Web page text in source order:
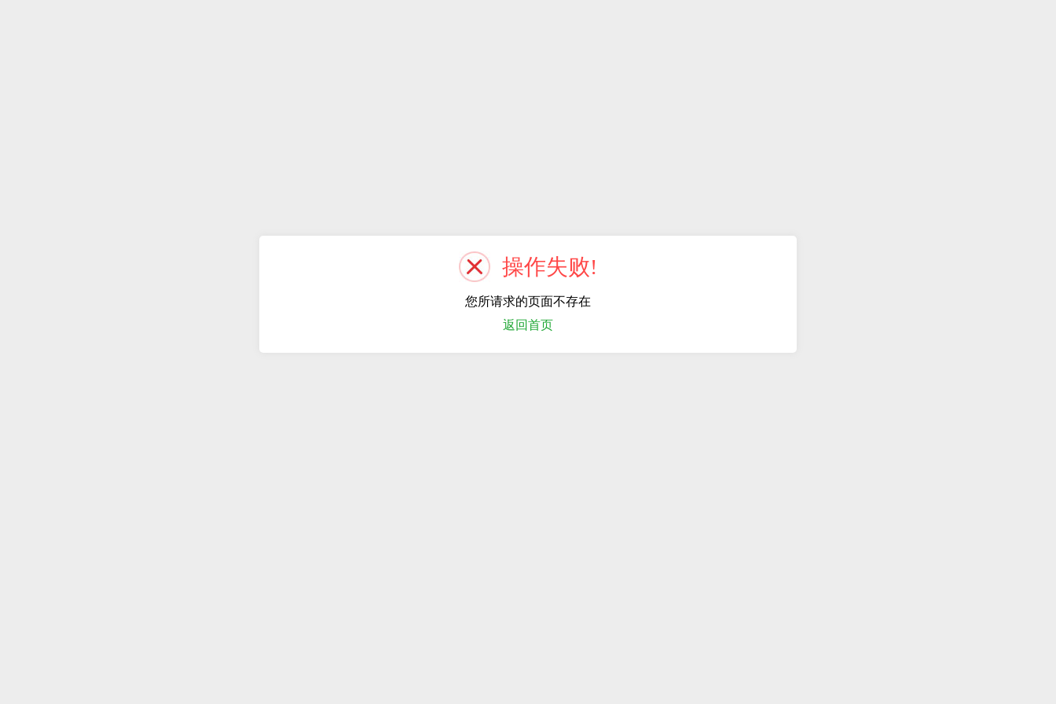
操作失败!
您所请求的页面不存在
返回首页